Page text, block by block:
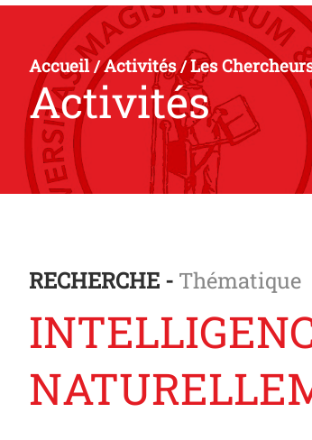
Accueil/Activités/Les
Activités
RECHERCHE - Thématique